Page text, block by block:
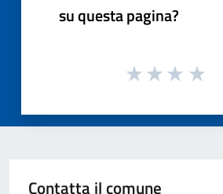
su questa pagina?
Contatta il comune